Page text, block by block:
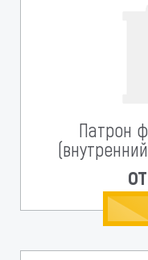
Патрон